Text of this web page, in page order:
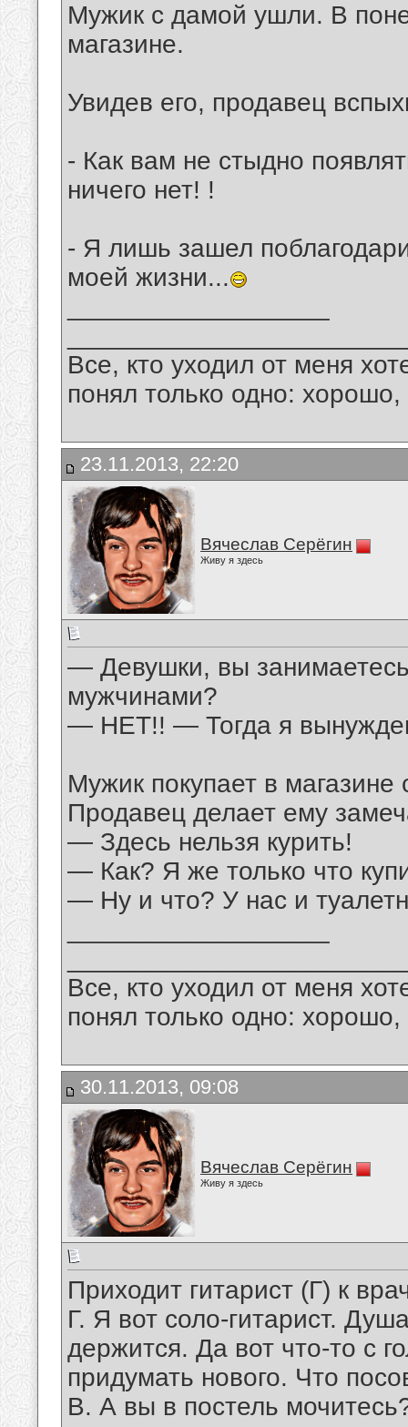
Мужик с дамой ушли. В
магазине.
Увидев его, продавец
- Как вам не стыдно
ничего нет! !
- Я лишь зашел
моей жизни...
Все, кто уходил от меня
понял только одно:
23.11.2013, 22:20
Вячеслав Серёгин
Живу я здесь
— Девушки, вы
мужчинами?
— НЕТ!! — Тогда я
Мужик покупает в магазине
Продавец делает ему
— Здесь нельзя курить!
— Как? Я же только что
— Ну и что? У нас и
Все, кто уходил от меня
понял только одно:
30.11.2013, 09:08
Вячеслав Серёгин
Живу я здесь
Приходит гитарист (Г) к
Г. Я вот соло-гитарист.
держится. Да вот что-то с
придумать нового. Что
В. А вы в постель